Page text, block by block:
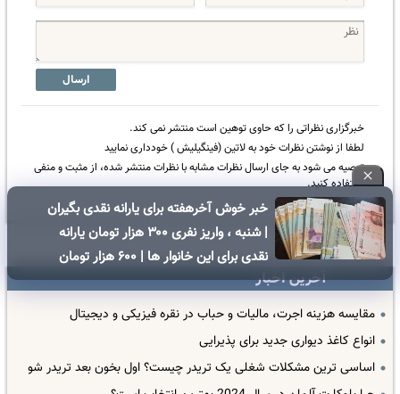
ارسال
خبرگزاری نظراتی را که حاوی توهین است منتشر نمی کند.
لطفا از نوشتن نظرات خود به لاتین (فینگیلیش ) خودداری نمایید
توصیه می شود به جای ارسال نظرات مشابه با نظرات منتشر شده، از مثبت و منفی
استفاده کنید.
آخرین اخبار
مقایسه هزینه اجرت، مالیات و حباب در نقره فیزیکی و دیجیتال
انواع کاغذ دیواری جدید برای پذیرایی
اساسی ترین مشکلات شغلی یک تریدر چیست؟ اول بخون بعد تریدر شو
خبر خوش آخرهفته برای یارانه نقدی بگیران
| شنبه ، واریز نفری ۳۰۰ هزار تومان یارانه
نقدی برای این خانوار ها | ۶۰۰ هزار تومان
کالابرگ برای خانوارهای دارای فرزند